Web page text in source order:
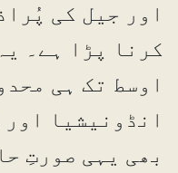
اور جیل کی
کرنا پڑا ہے۔
اوسط تک ہی
انڈونیشیا
بھی یہی صورتِ